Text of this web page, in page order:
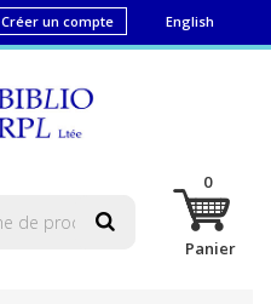
English
Créer un compte
0
Panier